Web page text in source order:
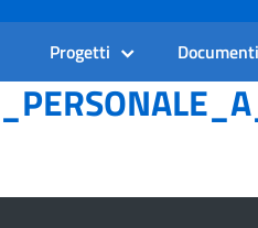
Progetti Documenti